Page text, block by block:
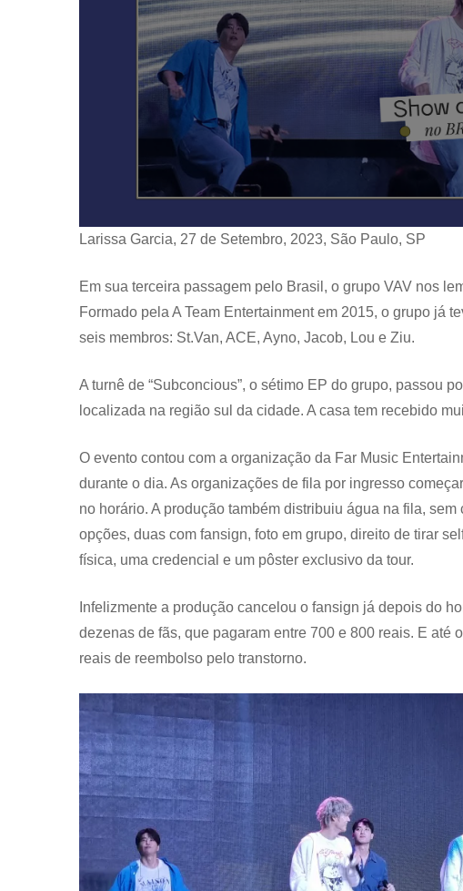
Larissa Garcia, 27 de Setembro, 2023, São Paulo, SP
Em sua terceira passagem pelo Brasil, o grupo VAV nos
Formado pela A Team Entertainment em 2015, o grupo já
seis membros: St.Van, ACE, Ayno, Jacob, Lou e Ziu.
A turnê de “Subconcious”, o sétimo EP do grupo, passou
localizada na região sul da cidade. A casa tem recebido
O evento contou com a organização da Far Music
durante o dia. As organizações de fila por ingresso
no horário. A produção também distribuiu água na fila,
opções, duas com fansign, foto em grupo, direito de tirar
física, uma credencial e um pôster exclusivo da tour.
Infelizmente a produção cancelou o fansign já depois do
dezenas de fãs, que pagaram entre 700 e 800 reais. E até
reais de reembolso pelo transtorno.